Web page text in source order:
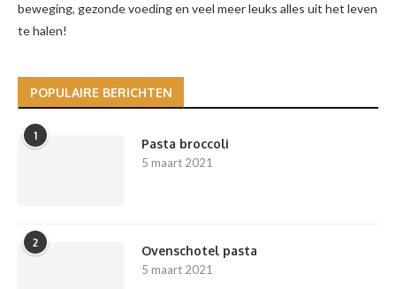
beweging, gezonde voeding en veel meer leuks alles uit het leven
te halen!
POPULAIRE BERICHTEN
1
Pasta broccoli
5 maart 2021
2
Ovenschotel pasta
5 maart 2021